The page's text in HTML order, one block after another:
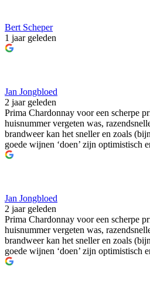
Bert Scheper
1 jaar geleden
Jan Jongbloed
2 jaar geleden
Prima Chardonnay voor een scherpe
huisnummer vergeten was,
brandweer kan het sneller en zoals
goede wijnen ‘doen’ zijn optimistisch
Jan Jongbloed
2 jaar geleden
Prima Chardonnay voor een scherpe
huisnummer vergeten was,
brandweer kan het sneller en zoals
goede wijnen ‘doen’ zijn optimistisch